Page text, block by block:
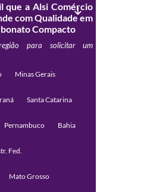
que a Alsi Comércio
com Qualidade em
Compacto
para solicitar um
Minas Gerais
Santa Catarina
Pernambuco Bahia
Fed.
Mato Grosso